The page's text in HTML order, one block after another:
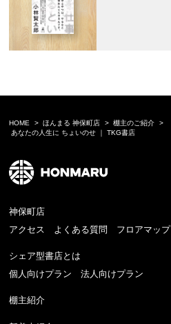
HOME ほんまる 神保町店
棚主のご紹介
あなたの人生に ちょいのせ ｜ TKG書店
神保町店
アクセス
よくある質問 フロアマップ
シェア型書店とは
個人向けプラン
法人向けプラン
棚主紹介